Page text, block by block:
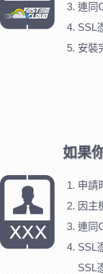
連同
SSL
安裝
如果
申請
因主
連同
SSL
SSL